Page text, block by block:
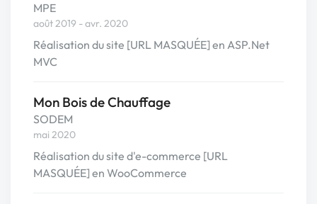
MPE
août 2019 - avr. 2020
Réalisation du site [URL MASQUÉE] en ASP.Net
MVC
Mon Bois de Chauffage
SODEM
mai 2020
Réalisation du site d'e-commerce [URL
MASQUÉE] en WooCommerce